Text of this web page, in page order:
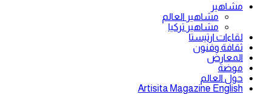
مشاهير
مشاهير العالم
مشاهير تركيا
لقاءات ارتيستا
ثقافة وفنون
المعارض
موضة
حول العالم
Artisita Magazine English